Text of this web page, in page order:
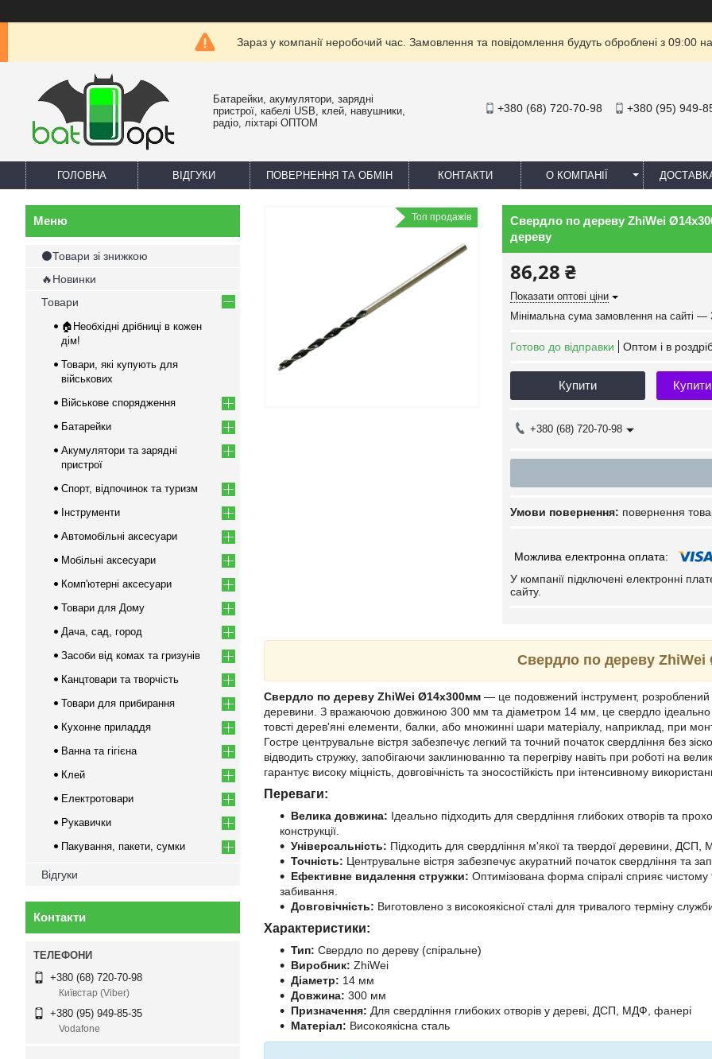
Зараз у компанії неробочий час. Замовлення та повідомлення будуть оброблені з 09:00
Батарейки, акумулятори, зарядні
пристрої, кабелі USB, клей, навушники,
радіо, ліхтарі ОПТОМ
+380 (68) 720-70-98 +380 (95) 949-
ГОЛОВНА ВІДГУКИ ПОВЕРНЕННЯ ТА ОБМІН КОНТАКТИ О КОМПАНІЇ
Топ продажів
Свердло по дереву ZhiWei
дереву
86,28 ₴
Показати оптові ціни
Мінімальна сума замовлення на сайті —
Готово до відправки Оптом і в
Купити
+380 (68) 720-70-98
повернення
У компанії підключені електронні
сайту.
Свердло по дереву ZhiWei
Свердло по дереву ZhiWei Ø14х300мм — це подовжений інструмент, розроблений
деревини. З вражаючою довжиною 300 мм та діаметром 14 мм, це свердло
товсті дерев'яні елементи, балки, або множинні шари матеріалу, наприклад, при
Гостре центрувальне вістря забезпечує легкий та точний початок свердління без
відводить стружку, запобігаючи заклинюванню та перегріву навіть при роботі на
гарантує високу міцність, довговічність та зносостійкість при інтенсивному
Переваги:
Велика довжина: Ідеально підходить для свердління глибоких отворів та
конструкції.
Універсальність: Підходить для свердління м'якої та твердої деревини,
Точність: Центрувальне вістря забезпечує акуратний початок свердління та
Ефективне видалення стружки: Оптимізована форма спіралі сприяє
забивання.
Довговічність: Виготовлено з високоякісної сталі для тривалого терміну
Характеристики:
Тип: Свердло по дереву (спіральне)
Виробник: ZhiWei
Діаметр: 14 мм
Довжина: 300 мм
Призначення: Для свердління глибоких отворів у дереві, ДСП, МДФ, фанері
Матеріал: Високоякісна сталь
⚫Товари зі знижкою
🔥Новинки
Товари
🏠Необхідні дрібниці в кожен
дім!
Товари, які купують для
військових
Військове спорядження
Батарейки
Акумулятори та зарядні
пристрої
Спорт, відпочинок та туризм
Інструменти
Автомобільні аксесуари
Мобільні аксесуари
Комп'ютерні аксесуари
Товари для Дому
Дача, сад, город
Засоби від комах та гризунів
Канцтовари та творчість
Товари для прибирання
Кухонне приладдя
Ванна та гігієна
Клей
Електротовари
Рукавички
Пакування, пакети, сумки
Відгуки
Контакти
+380 (68) 720-70-98
Київстар (Viber)
+380 (95) 949-85-35
Vodafone